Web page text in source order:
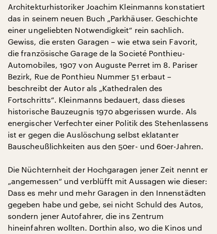
Architekturhistoriker Joachim Kleinmanns konstatiert
das in seinem neuen Buch „Parkhäuser. Geschichte
einer ungeliebten Notwendigkeit“ rein sachlich.
Gewiss, die ersten Garagen – wie etwa sein Favorit,
die französische Garage de la Societé Ponthieu-
Automobiles, 1907 von Auguste Perret im 8. Pariser
Bezirk, Rue de Ponthieu Nummer 51 erbaut –
beschreibt der Autor als „Kathedralen des
Fortschritts“. Kleinmanns bedauert, dass dieses
historische Bauzeugnis 1970 abgerissen wurde. Als
energischer Verfechter einer Politik des Stehenlassens
ist er gegen die Auslöschung selbst eklatanter
Bauscheußlichkeiten aus den 50er- und 60er-Jahren.
Die Nüchternheit der Hochgaragen jener Zeit nennt er
„angemessen“ und verblüfft mit Aussagen wie dieser:
Dass es mehr und mehr Garagen in den Innenstädten
gegeben habe und gebe, sei nicht Schuld des Autos,
sondern jener Autofahrer, die ins Zentrum
hineinfahren wollten. Dorthin also, wo die Kinos und